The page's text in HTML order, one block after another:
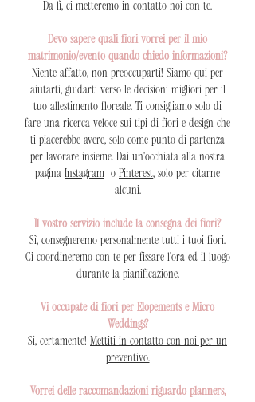
Da lì, ci metteremo in contatto noi con te.
Devo sapere quali fiori vorrei per il mio
matrimonio/evento quando chiedo informazioni?
Niente affatto, non preoccuparti! Siamo qui per
aiutarti, guidarti verso le decisioni migliori per il
tuo allestimento floreale. Ti consigliamo solo di
fare una ricerca veloce sui tipi di fiori e design che
ti piacerebbe avere, solo come punto di partenza
per lavorare insieme. Dai un'occhiata alla nostra
pagina Instagram o Pinterest, solo per citarne
alcuni.
Il vostro servizio include la consegna dei fiori?
Sì, consegneremo personalmente tutti i tuoi fiori.
Ci coordineremo con te per fissare l'ora ed il luogo
durante la pianificazione.
Vi occupate di fiori per Elopements e Micro
Weddings?
Sì, certamente! Mettiti in contatto con noi per un
preventivo.
Vorrei delle raccomandazioni riguardo planners,